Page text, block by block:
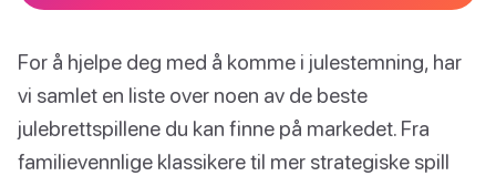
For å hjelpe deg med å komme i julestemning, har
vi samlet en liste over noen av de beste
julebrettspillene du kan finne på markedet. Fra
familievennlige klassikere til mer strategiske spill